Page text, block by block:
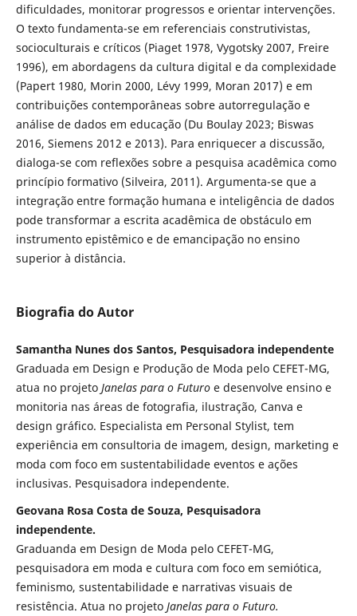
dificuldades, monitorar progressos e orientar intervenções.
O texto fundamenta-se em referenciais construtivistas,
socioculturais e críticos (Piaget 1978, Vygotsky 2007, Freire
1996), em abordagens da cultura digital e da complexidade
(Papert 1980, Morin 2000, Lévy 1999, Moran 2017) e em
contribuições contemporâneas sobre autorregulação e
análise de dados em educação (Du Boulay 2023; Biswas
2016, Siemens 2012 e 2013). Para enriquecer a discussão,
dialoga-se com reflexões sobre a pesquisa acadêmica como
princípio formativo (Silveira, 2011). Argumenta-se que a
integração entre formação humana e inteligência de dados
pode transformar a escrita acadêmica de obstáculo em
instrumento epistêmico e de emancipação no ensino
superior à distância.
Biografia do Autor
Samantha Nunes dos Santos, Pesquisadora independente
Graduada em Design e Produção de Moda pelo CEFET-MG,
atua no projeto Janelas para o Futuroe desenvolve ensino e
monitoria nas áreas de fotografia, ilustração, Canva e
design gráfico. Especialista em Personal Stylist, tem
experiência em consultoria de imagem, design, marketing e
moda com foco em sustentabilidade eventos e ações
inclusivas. Pesquisadora independente.
Geovana Rosa Costa de Souza, Pesquisadora
independente.
Graduanda em Design de Moda pelo CEFET-MG,
pesquisadora em moda e cultura com foco em semiótica,
feminismo, sustentabilidade e narrativas visuais de
resistência. Atua no projeto Janelas para o Futuro.